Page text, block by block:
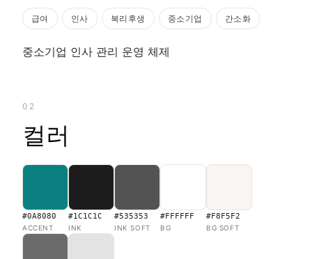
급여 인사 복리후생 중소기업 간소화
중소기업 인사 관리 운영 체제
02
컬러
#0A8080
ACCENT
#1C1C1C
INK
#535353
INK SOFT
#FFFFFF
BG
#F8F5F2
BG SOFT